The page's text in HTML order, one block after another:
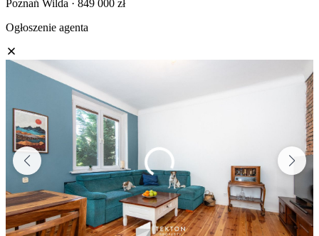
Poznań Wilda · 849 000 zł
Ogłoszenie agenta